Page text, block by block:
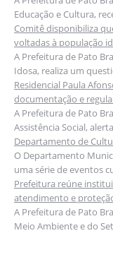
Educação e Cultura,
Comitê disponibiliza
voltadas à população
A Prefeitura de Pato
Idosa, realiza um
Residencial Paula
documentação e
A Prefeitura de Pato
Assistência Social,
Departamento de
O Departamento
uma série de eventos
Prefeitura reúne
atendimento e
A Prefeitura de Pato
Meio Ambiente e do